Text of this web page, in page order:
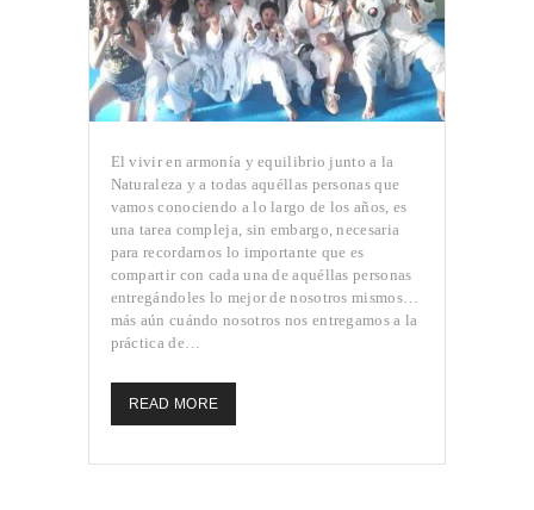
El vivir en armonía y equilibrio junto a la
Naturaleza y a todas aquéllas personas que
vamos conociendo a lo largo de los años, es
una tarea compleja, sin embargo, necesaria
para recordarnos lo importante que es
compartir con cada una de aquéllas personas
entregándoles lo mejor de nosotros mismos…
más aún cuándo nosotros nos entregamos a la
práctica de…
READ MORE